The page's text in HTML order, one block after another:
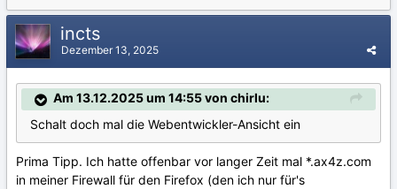
incts
Dezember 13, 2025
Am 13.12.2025 um 14:55 von chirlu:
Schalt doch mal die Webentwickler-Ansicht ein
Prima Tipp. Ich hatte offenbar vor langer Zeit mal *.ax4z.com
in meiner Firewall für den Firefox (den ich nur für's